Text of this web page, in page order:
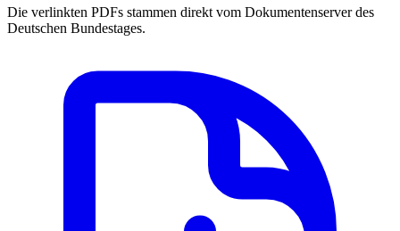
Die verlinkten PDFs stammen direkt vom Dokumentenserver des
Deutschen Bundestages.